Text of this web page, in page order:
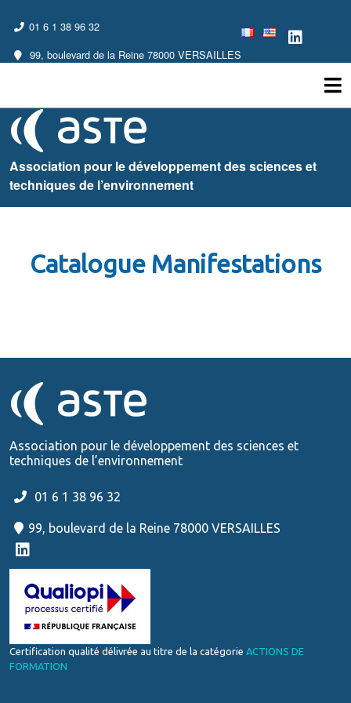
01 6 1 38 96 32
99, boulevard de la Reine 78000 VERSAILLES
Association pour le développement des sciences et
techniques de l’environnement
Catalogue Manifestations
Association pour le développement des sciences et
techniques de l’environnement
01 6 1 38 96 32
99, boulevard de la Reine 78000 VERSAILLES
Certification qualité délivrée au titre de la catégorie ACTIONS DE
FORMATION